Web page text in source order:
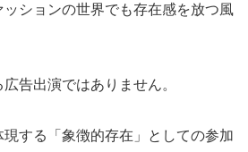
ションの世界でも存在感を放つ風
告出演ではありません。
する「象徴的存在」としての参加